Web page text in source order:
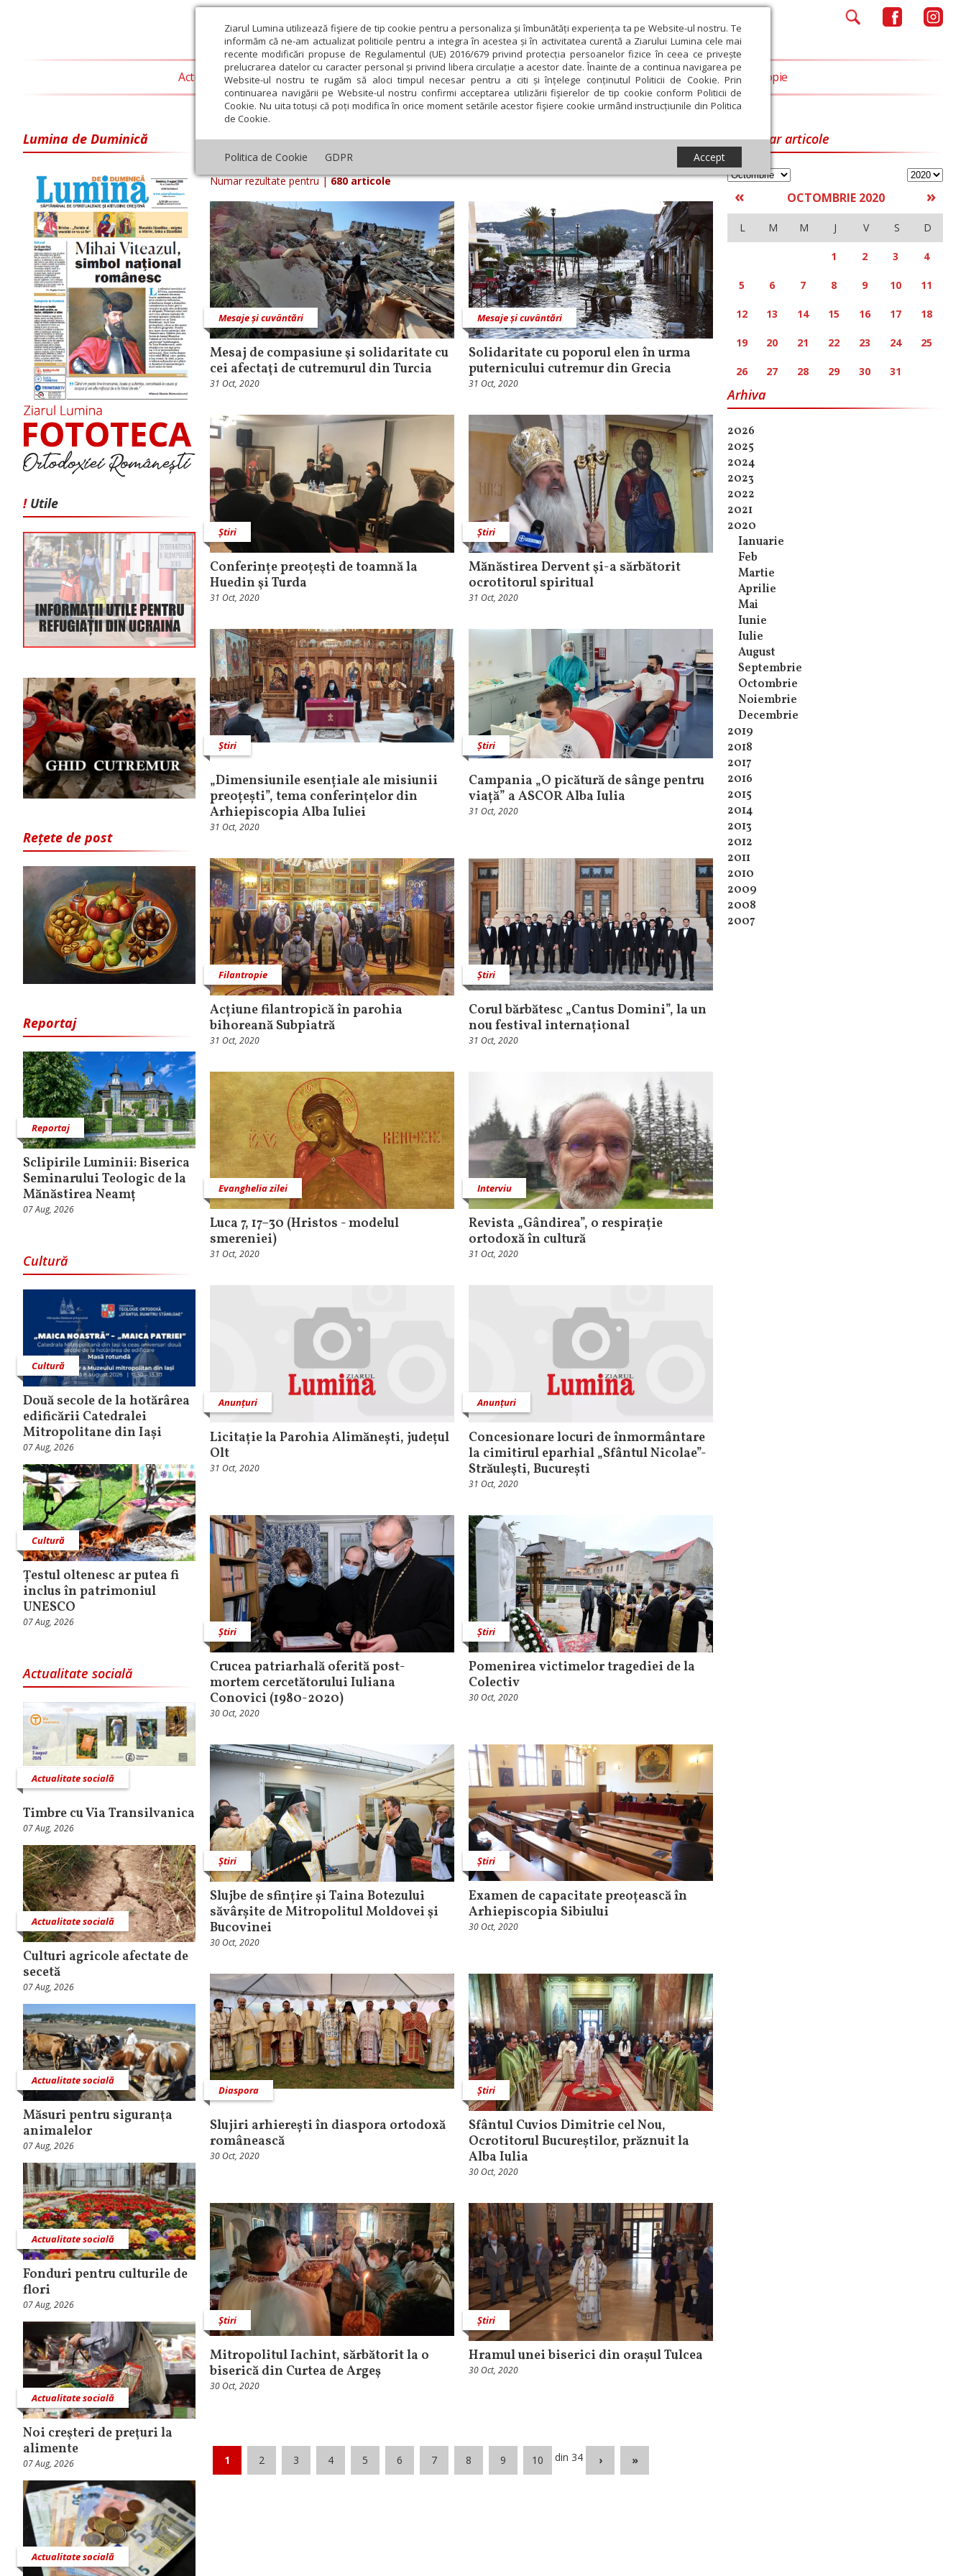
Ziarul Lumina utilizează fişiere de tip cookie pentru a personaliza și îmbunătăți experiența ta pe Website-ul nostru. Te
informăm că ne-am actualizat politicile pentru a integra în acestea și în activitatea curentă a Ziarului Lumina cele mai
recente modificări propuse de Regulamentul (UE) 2016/679 privind protecția persoanelor fizice în ceea ce privește
prelucrarea datelor cu caracter personal și privind libera circulație a acestor date. Înainte de a continua navigarea pe
Website-ul nostru te rugăm să aloci timpul necesar pentru a citi și înțelege conținutul Politicii de Cookie. Prin
continuarea navigării pe Website-ul nostru confirmi acceptarea utilizării fişierelor de tip cookie conform Politicii de
Cookie. Nu uita totuși că poți modifica în orice moment setările acestor fişiere cookie urmând instrucțiunile din Politica
de Cookie.
Politica de Cookie GDPR Accept
Actualitate religioasă Teologie și spiritualitate Educaţie și Cultură Societate Opinii Filantropie
Lumina de Duminică
! Utile
Rețete de post
Reportaj
Reportaj
Sclipirile Luminii: Biserica
Seminarului Teologic de la
Mănăstirea Neamț
07 Aug, 2026
Cultură
Cultură
Două secole de la hotărârea
edificării Catedralei
Mitropolitane din Iași
07 Aug, 2026
Cultură
Țestul oltenesc ar putea fi
inclus în patrimoniul
UNESCO
07 Aug, 2026
Actualitate socială
Actualitate socială
Timbre cu Via Transilvanica
07 Aug, 2026
Actualitate socială
Culturi agricole afectate de
secetă
07 Aug, 2026
Actualitate socială
Măsuri pentru siguranţa
animalelor
07 Aug, 2026
Actualitate socială
Fonduri pentru culturile de
flori
07 Aug, 2026
Actualitate socială
Noi creşteri de preţuri la
alimente
07 Aug, 2026
Actualitate socială
Arhiva ziar Ziarul Lumina din Octombrie 2020
Numar rezultate pentru|680 articole
Mesaje și cuvântări
Mesaj de compasiune şi solidaritate cu
cei afectaţi de cutremurul din Turcia
31 Oct, 2020
Mesaje și cuvântări
Solidaritate cu poporul elen în urma
puternicului cutremur din Grecia
31 Oct, 2020
Știri
Conferințe preoțeşti de toamnă la
Huedin şi Turda
31 Oct, 2020
Știri
Mănăstirea Dervent şi-a sărbătorit
ocrotitorul spiritual
31 Oct, 2020
Știri
„Dimensiunile esențiale ale misiunii
preoțești”, tema conferinţelor din
Arhiepiscopia Alba Iuliei
31 Oct, 2020
Știri
Campania „O picătură de sânge pentru
viață” a ASCOR Alba Iulia
31 Oct, 2020
Filantropie
Acțiune filantropică în parohia
bihoreană Subpiatră
31 Oct, 2020
Știri
Corul bărbătesc „Cantus Domini”, la un
nou festival internațional
31 Oct, 2020
Evanghelia zilei
Luca 7, 17–30 (Hristos - modelul
smereniei)
31 Oct, 2020
Interviu
Revista „Gândirea”, o respirație
ortodoxă în cultură
31 Oct, 2020
Anunțuri
Licitație la Parohia Alimănești, județul
Olt
31 Oct, 2020
Anunțuri
Concesionare locuri de înmormântare
la cimitirul eparhial „Sfântul Nicolae”-
Străuleşti, București
31 Oct, 2020
Știri
Crucea patriarhală oferită post-
mortem cercetătorului Iuliana
Conovici (1980-2020)
30 Oct, 2020
Știri
Pomenirea victimelor tragediei de la
Colectiv
30 Oct, 2020
Știri
Slujbe de sfințire și Taina Botezului
săvârșite de Mitropolitul Moldovei şi
Bucovinei
30 Oct, 2020
Știri
Examen de capacitate preoțească în
Arhiepiscopia Sibiului
30 Oct, 2020
Diaspora
Slujiri arhierești în diaspora ortodoxă
românească
30 Oct, 2020
Știri
Sfântul Cuvios Dimitrie cel Nou,
Ocrotitorul Bucureștilor, prăznuit la
Alba Iulia
30 Oct, 2020
Știri
Mitropolitul Iachint, sărbătorit la o
biserică din Curtea de Argeş
30 Oct, 2020
Știri
Hramul unei biserici din orașul Tulcea
30 Oct, 2020
1 2 3 4 5 6 7 8 9 10 din 34 › »
Calendar articole
« »
OCTOMBRIE 2020
L M M J V S D
1 2 3 4
5 6 7 8 9 10 11
12 13 14 15 16 17 18
19 20 21 22 23 24 25
26 27 28 29 30 31
Arhiva
2026
2025
2024
2023
2022
2021
2020
Ianuarie
Feb
Martie
Aprilie
Mai
Iunie
Iulie
August
Septembrie
Octombrie
Noiembrie
Decembrie
2019
2018
2017
2016
2015
2014
2013
2012
2011
2010
2009
2008
2007